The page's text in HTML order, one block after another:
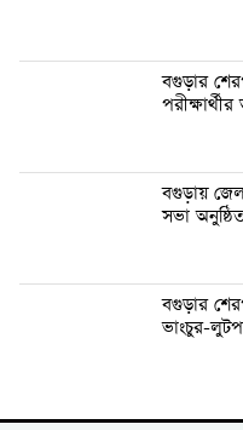
বগুড়ার
বগুড়ায়
সভা
বগুড়ার
ভাংচুর-